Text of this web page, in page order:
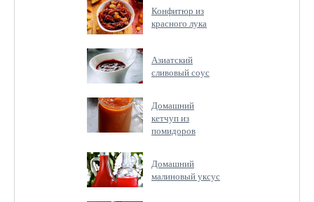
Конфитюр из
красного лука
Азиатский
сливовый соус
Домашний
кетчуп из
помидоров
Домашний
малиновый уксус